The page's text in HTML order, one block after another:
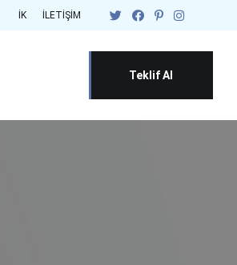
İK İLETIŞIM
Teklif Al